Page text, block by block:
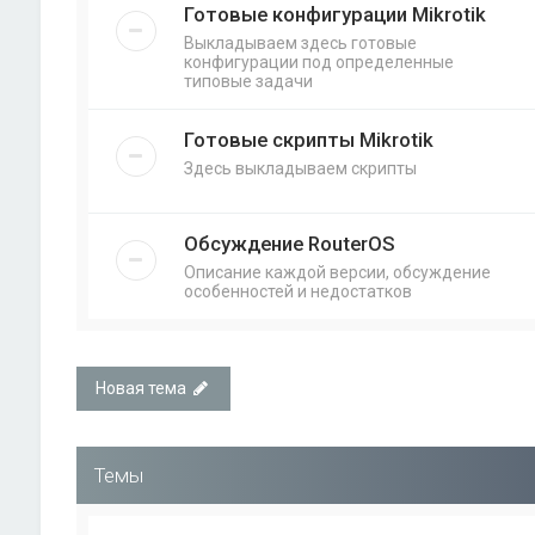
Готовые конфигурации Mikrotik
Выкладываем здесь готовые
конфигурации под определенные
типовые задачи
Готовые скрипты Mikrotik
Здесь выкладываем скрипты
Обсуждение RouterOS
Описание каждой версии, обсуждение
особенностей и недостатков
Новая тема
Темы